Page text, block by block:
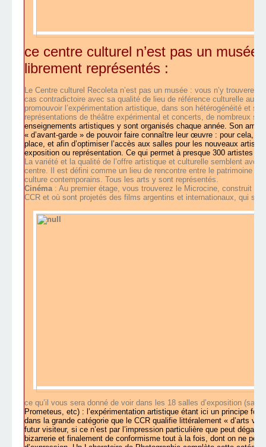
ce centre culturel n’est pas un
librement représentés :
Le Centre culturel Recoleta n’est pas un musée : vous n’y trouverez
cas contradictoire avec sa qualité de lieu de référence culturelle au
promouvoir l’expérimentation artistique, dans son hétérogénéité et
représentations de théâtre expérimental et concerts, de nombreux
enseignements artistiques y sont organisés chaque année. Son
« d’avant-garde » de pouvoir faire connaître leur œuvre : pour cela,
place, et afin d’optimiser l’accès aux salles pour les nouveaux
exposition ou représentation. Ce qui permet à presque 300 artistes
La variété et la qualité de l’offre artistique et culturelle semblent
centre. Il est défini comme un lieu de rencontre entre le patrimoine
culture contemporains. Tous les arts y sont représentés.
Cinéma: Au premier étage, vous trouverez le Microcine, construit
CCR et où sont projetés des films argentins et internationaux, qui
ce qu’il vous sera donné de voir dans les 18 salles d’exposition
Prometeus, etc) : l’expérimentation artistique étant ici un principe
dans la grande catégorie que le CCR qualifie littéralement « d’arts
futur visiteur, si ce n’est par l’impression particulière que peut
bizarrerie et finalement de conformisme tout à la fois, dont on ne